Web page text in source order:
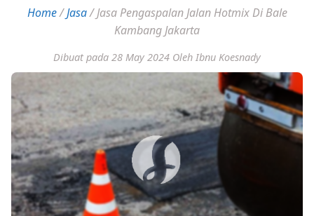
Home/Jasa/Jasa Pengaspalan Jalan Hotmix Di Bale
Kambang Jakarta
Dibuat pada 28 May 2024 Oleh Ibnu Koesnady